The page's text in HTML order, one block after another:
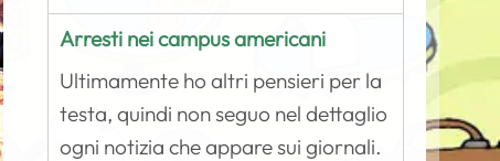
Arresti nei campus americani
Ultimamente ho altri pensieri per la
testa, quindi non seguo nel dettaglio
ogni notizia che appare sui giornali.